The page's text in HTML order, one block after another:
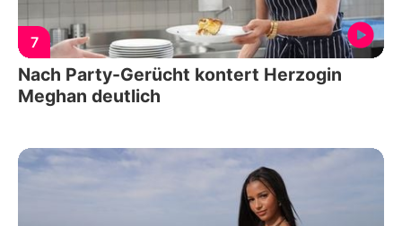
7
Nach Party-Gerücht kontert Herzogin
Meghan deutlich